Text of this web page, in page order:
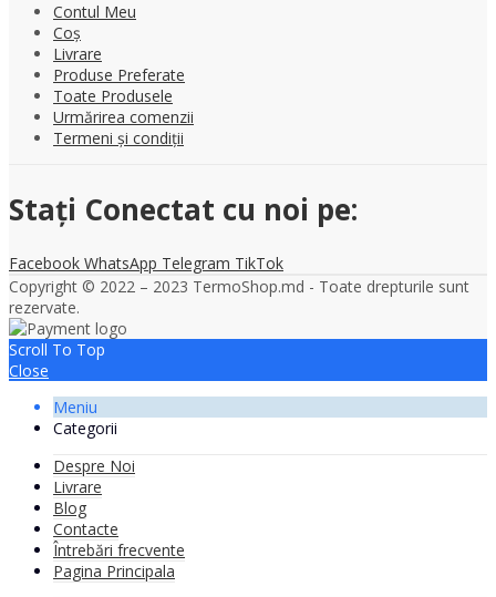
Contul Meu
Coș
Livrare
Produse Preferate
Toate Produsele
Urmărirea comenzii
Termeni și condiții
Stați Conectat cu noi pe:
Facebook WhatsApp Telegram TikTok
Copyright © 2022 – 2023 TermoShop.md - Toate drepturile sunt
rezervate.
Scroll To Top
Close
Meniu
Categorii
Despre Noi
Livrare
Blog
Contacte
Întrebări frecvente
Pagina Principala